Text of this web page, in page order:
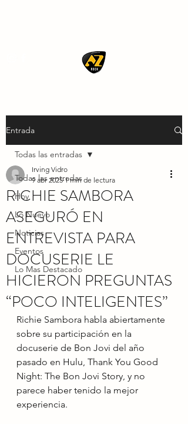
Entrada
Todas las entradas
Hoy
Lo Nuevo
Noticias
Eventos
Lo Mas Destacado
Todas las entradas
RICHIE SAMBORA
ASEGURÓ EN
ENTREVISTA PARA
DOCUSERIE LE
HICIERON PREGUNTAS
“POCO INTELIGENTES”
Irving Vidro
9 abr 2025 1 min de lectura
Richie Sambora habla abiertamente
sobre su participación en la
docuserie de Bon Jovi del año
pasado en Hulu, Thank You Good
Night: The Bon Jovi Story, y no
parece haber tenido la mejor
experiencia.